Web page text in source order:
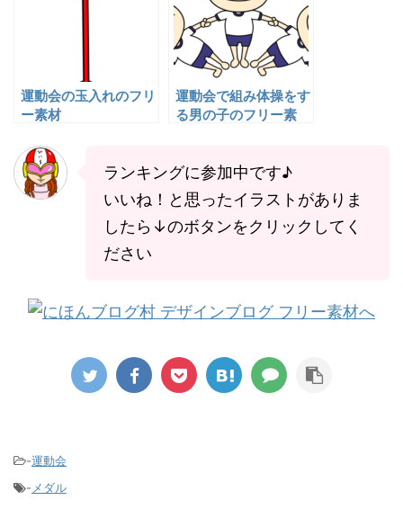
運動会の玉入れのフリ
ー素材
運動会で組み体操をす
る男の子のフリー素
ランキングに参加中です♪
いいね！と思ったイラストがありま
したら↓のボタンをクリックしてく
ださい
-運動会
-メダル